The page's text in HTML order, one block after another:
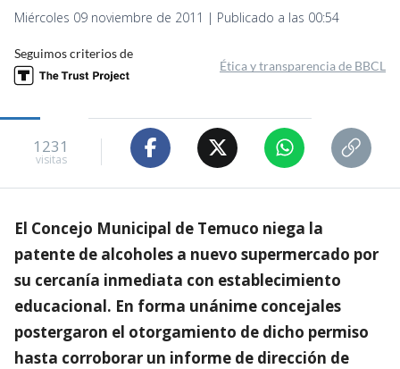
Miércoles 09 noviembre de 2011 | Publicado a las 00:54
Seguimos criterios de
Ética y transparencia de BBCL
1231
visitas
El Concejo Municipal de Temuco niega la
patente de alcoholes a nuevo supermercado por
su cercanía inmediata con establecimiento
educacional. En forma unánime concejales
postergaron el otorgamiento de dicho permiso
hasta corroborar un informe de dirección de